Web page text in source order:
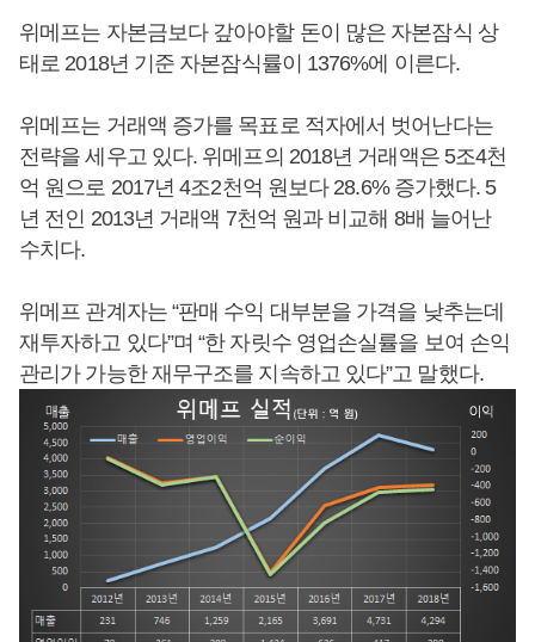
위메프는 자본금보다 갚아야할 돈이 많은 자본잠식 상
태로 2018년 기준 자본잠식률이 1376%에 이른다.
위메프는 거래액 증가를 목표로 적자에서 벗어난다는
전략을 세우고 있다. 위메프의 2018년 거래액은 5조4천
억 원으로 2017년 4조2천억 원보다 28.6% 증가했다. 5
년 전인 2013년 거래액 7천억 원과 비교해 8배 늘어난
수치다.
위메프 관계자는 “판매 수익 대부분을 가격을 낮추는데
재투자하고 있다”며 “한 자릿수 영업손실률을 보여 손익
관리가 가능한 재무구조를 지속하고 있다”고 말했다.